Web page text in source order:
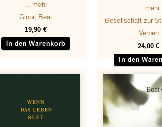
... mehr
Gloor, Beat
19,90 €
... mehr
Gesellschaft zur
Verben
24,00 €